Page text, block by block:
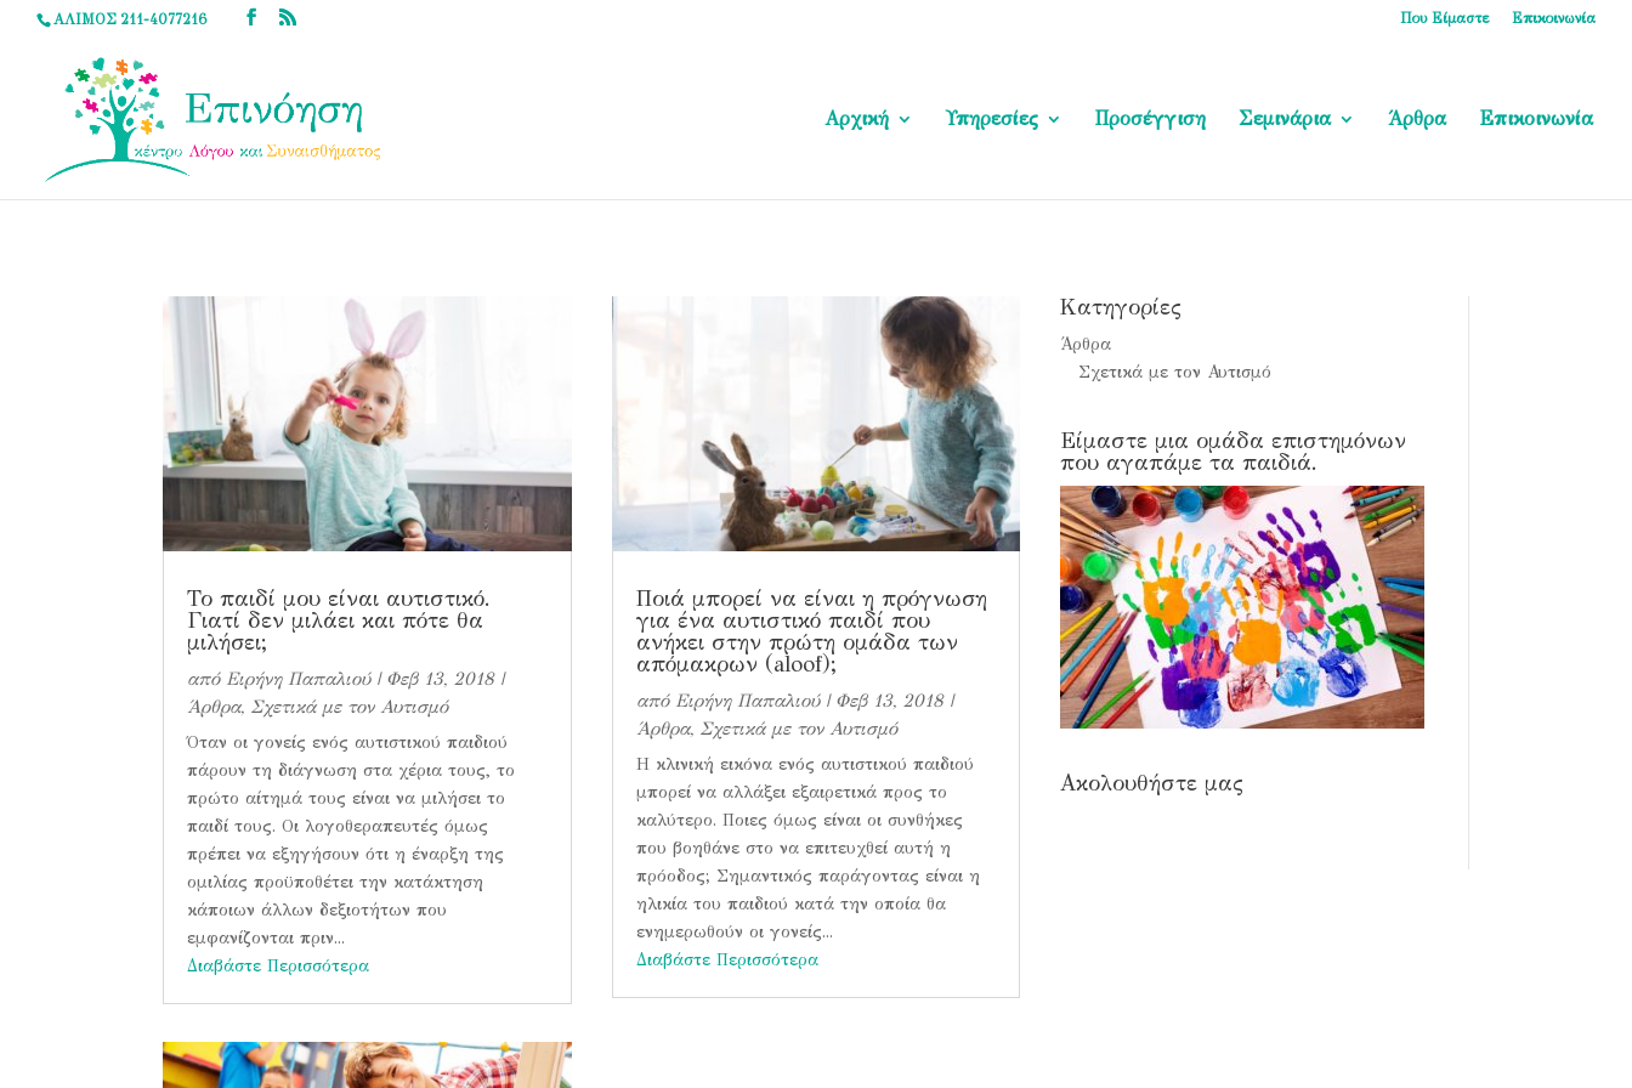
ΑΛΙΜΟΣ 211-4077216 Που Είμαστε Επικοινωνία
Αρχική Υπηρεσίες Προσέγγιση Σεμινάρια Άρθρα Επικοινωνία
Το παιδί μου είναι αυτιστικό.
Γιατί δεν μιλάει και πότε θα
μιλήσει;
από Ειρήνη Παπαλιού| Φεβ 13, 2018|
Άρθρα, Σχετικά με τον Αυτισμό
Όταν οι γονείς ενός αυτιστικού παιδιού
πάρουν τη διάγνωση στα χέρια τους, το
πρώτο αίτημά τους είναι να μιλήσει το
παιδί τους. Οι λογοθεραπευτές όμως
πρέπει να εξηγήσουν ότι η έναρξη της
ομιλίας προϋποθέτει την κατάκτηση
κάποιων άλλων δεξιοτήτων που
εμφανίζονται πριν...
Διαβάστε Περισσότερα
Ποιά μπορεί να είναι η πρόγνωση
για ένα αυτιστικό παιδί που
ανήκει στην πρώτη ομάδα των
απόμακρων (aloof);
από Ειρήνη Παπαλιού| Φεβ 13, 2018|
Άρθρα, Σχετικά με τον Αυτισμό
Η κλινική εικόνα ενός αυτιστικού παιδιού
μπορεί να αλλάξει εξαιρετικά προς το
καλύτερο. Ποιες όμως είναι οι συνθήκες
που βοηθάνε στο να επιτευχθεί αυτή η
πρόοδος; Σημαντικός παράγοντας είναι η
ηλικία του παιδιού κατά την οποία θα
ενημερωθούν οι γονείς...
Διαβάστε Περισσότερα
Kατηγορίες
Άρθρα
Σχετικά με τον Αυτισμό
Είμαστε μια ομάδα επιστημόνων
που αγαπάμε τα παιδιά.
Ακολουθήστε μας